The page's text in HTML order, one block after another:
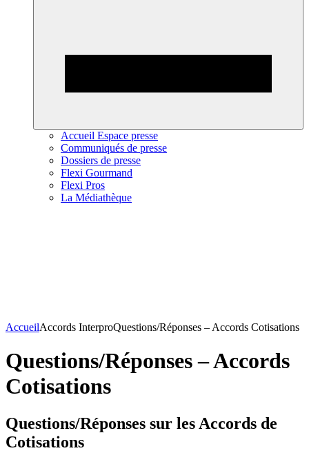
Accueil Espace presse
Communiqués de presse
Dossiers de presse
Flexi Gourmand
Flexi Pros
La Médiathèque
AccueilAccords InterproQuestions/Réponses – Accords Cotisations
Questions/Réponses – Accords
Cotisations
Questions/Réponses sur les Accords de
Cotisations